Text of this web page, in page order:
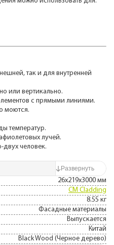
так и для внутренней
или вертикально.
с прямыми линиями.
моются.
температур.
лучей.
двух человек.
26x219x3000 мм
CM Cladding
8.55 кг
Фасадные материалы
Выпускается
Китай
Black Wood (Черное дерево)